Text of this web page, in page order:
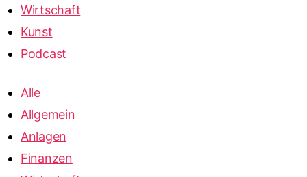
Wirtschaft
Kunst
Podcast
Alle
Allgemein
Anlagen
Finanzen